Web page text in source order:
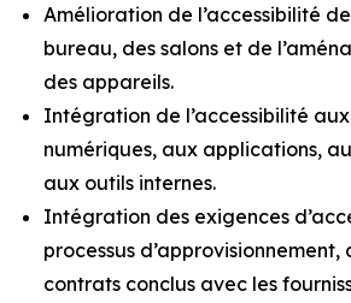
Amélioration de l’accessibilité
bureau, des salons et de
des appareils.
Intégration de l’accessibilité
numériques, aux applications,
aux outils internes.
Intégration des exigences
processus d’approvisionnement,
contrats conclus avec les